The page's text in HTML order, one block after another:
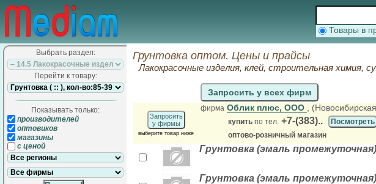
Товары в
Выбрать раздел:
Перейти к товару:
Показывать только:
производителей
оптовиков
магазины
с ценой
Грунтовка оптом. Цены и прайсы
Лакокрасочные изделия, клей, строительная химия,
Запросить у всех фирм
Запросить
у фирмы
выберите товар ниже
фирма Облик плюс, ООО ,
купить по тел. +7-(383)..
Посмотреть
оптово-розничный магазин
Грунтовка (эмаль
Грунтовка (эмаль